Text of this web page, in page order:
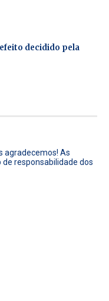
decidido pela
agradecemos! As
responsabilidade dos